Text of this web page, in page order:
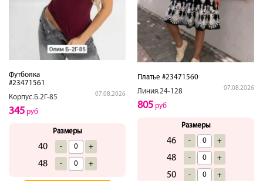
Футболка
#23471561
Корпус.Б.2Г-85
07.08.2026
345 руб
Размеры
40 - +
48 - +
Платье #23471560
Линия.24-128
07.08.2026
805 руб
Размеры
46 - +
48 - +
50 - +